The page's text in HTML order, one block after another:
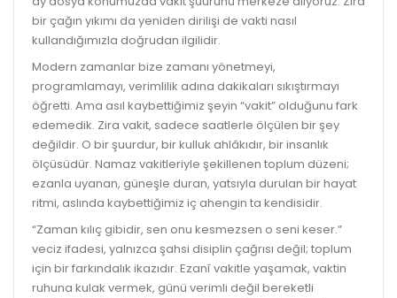
bir çağın yıkımı da yeniden dirilişi de vakti nasıl
kullandığımızla doğrudan ilgilidir.
Modern zamanlar bize zamanı yönetmeyi,
programlamayı, verimlilik adına dakikaları sıkıştırmayı
öğretti. Ama asıl kaybettiğimiz şeyin “vakit” olduğunu fark
edemedik. Zira vakit, sadece saatlerle ölçülen bir şey
değildir. O bir şuurdur, bir kulluk ahlâkıdır, bir insanlık
ölçüsüdür. Namaz vakitleriyle şekillenen toplum düzeni;
ezanla uyanan, güneşle duran, yatsıyla durulan bir hayat
ritmi, aslında kaybettiğimiz iç ahengin ta kendisidir.
“Zaman kılıç gibidir, sen onu kesmezsen o seni keser.”
veciz ifadesi, yalnızca şahsi disiplin çağrısı değil; toplum
için bir farkındalık ikazıdır. Ezanî vakitle yaşamak, vaktin
ruhuna kulak vermek, günü verimli değil bereketli